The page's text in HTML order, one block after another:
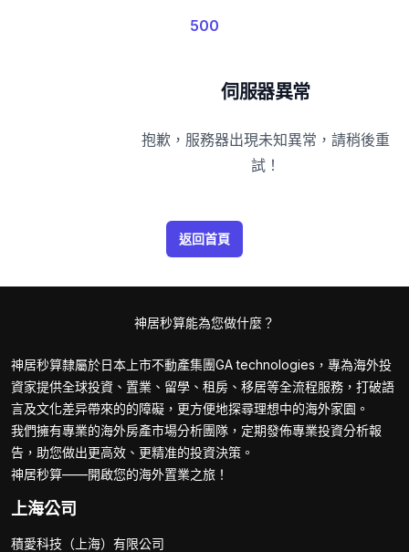
500
伺服器異常
抱歉，服務器出現未知異常，請稍後重
試！
返回首頁
神居秒算能為您做什麼？
神居秒算隸屬於日本上市不動產集團GA technologies，專為海外投
資家提供全球投資、置業、留學、租房、移居等全流程服務，打破語
言及文化差异帶來的的障礙，更方便地探尋理想中的海外家園。
我們擁有專業的海外房產市場分析團隊，定期發佈專業投資分析報
告，助您做出更高效、更精准的投資決策。
神居秒算——開啟您的海外置業之旅！
上海公司
積愛科技（上海）有限公司